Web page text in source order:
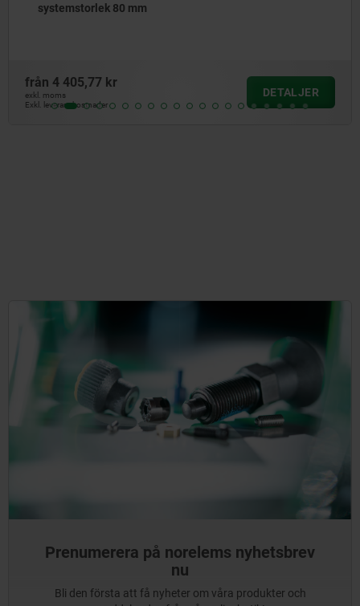
systemstorlek 80 mm
från 4 405,77 kr
exkl. moms
Exkl. leveranskostnader
DETALJER
Prenumerera på norelems nyhetsbrev
nu
Bli den första att få nyheter om våra produkter och